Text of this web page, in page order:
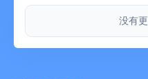
速创建待办事项、连接您的日
话，并与快捷指令整合 —没有